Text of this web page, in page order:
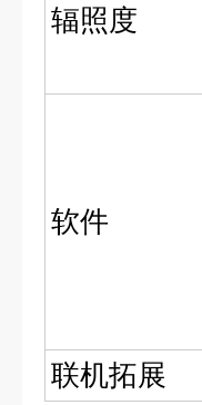
辐照度
软件
联机拓展